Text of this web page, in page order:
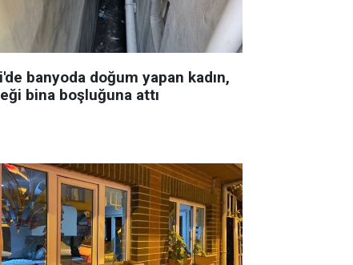
banyoda doğum yapan kadın,
bina boşluğuna attı